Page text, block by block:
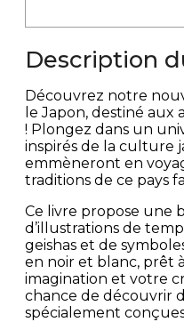
Description
Découvrez notre
le Japon, destiné
! Plongez dans un
inspirés de la culture
emmèneront en
traditions de ce pays
Ce livre propose une
d’illustrations de
geishas et de
en noir et blanc, prêt
imagination et votre
chance de découvrir
spécialement